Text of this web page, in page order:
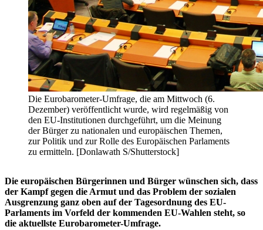
Die Eurobarometer-Umfrage, die am Mittwoch (6.
Dezember) veröffentlicht wurde, wird regelmäßig von
den EU-Institutionen durchgeführt, um die Meinung
der Bürger zu nationalen und europäischen Themen,
zur Politik und zur Rolle des Europäischen Parlaments
zu ermitteln. [Donlawath S/Shutterstock]
Die europäischen Bürgerinnen und Bürger wünschen sich, dass
der Kampf gegen die Armut und das Problem der sozialen
Ausgrenzung ganz oben auf der Tagesordnung des EU-
Parlaments im Vorfeld der kommenden EU-Wahlen steht, so
die aktuellste Eurobarometer-Umfrage.